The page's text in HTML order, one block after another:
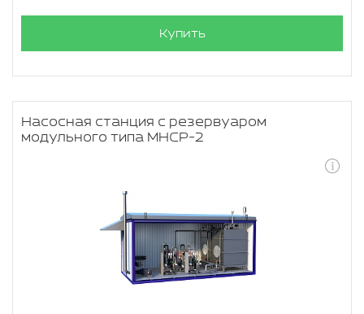
Купить
Насосная станция с резервуаром
модульного типа МНСР-2